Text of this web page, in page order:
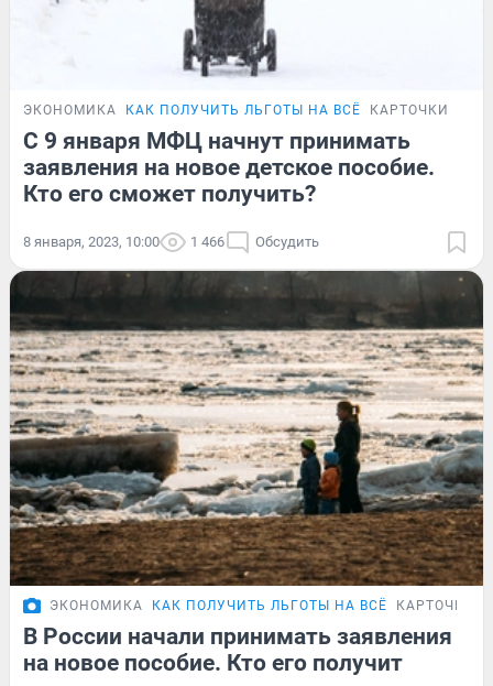
ЭКОНОМИКА КАК ПОЛУЧИТЬ ЛЬГОТЫ НА ВСЁ КАРТОЧКИ
С 9 января МФЦ начнут принимать
заявления на новое детское пособие.
Кто его сможет получить?
8 января, 2023, 10:00 1 466 Обсудить
ЭКОНОМИКА КАК ПОЛУЧИТЬ ЛЬГОТЫ НА ВСЁ КАРТОЧКИ
В России начали принимать заявления
на новое пособие. Кто его получит